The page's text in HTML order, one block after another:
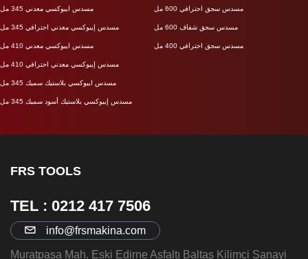
مسدس ايبوكسي معدني 345 مل
مسدس إيبوكسي معدني احترافي 345 مل
مسدس ايبوكسي معدني 410 مل
مسدس إيبوكسي معدني احترافي 410 مل
مسدس ايبوكسي بلاستيك سميك 345 مل
مسدس إيبوكسي بلاستيك أسود سميك 345 مل
مسدس سجق احترافي 600 مل
مسدس سجق شفاف 600 مل
مسدس سجق احترافي 400 مل
FRS TOOLS
TEL : 0212 417 7506
info@frsmakina.com
Muratpaşa Mah. Eski Edirne Asfaltı Baltaş Kilimci Sanayi